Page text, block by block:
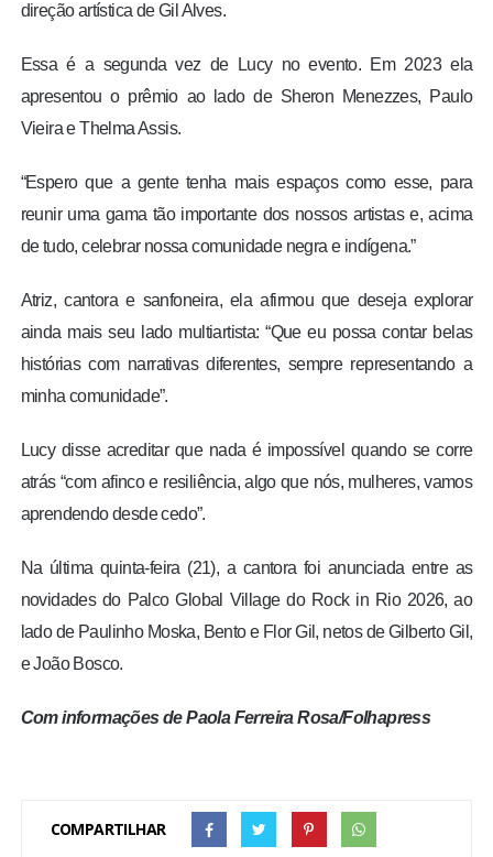
direção artística de Gil Alves.
Essa é a segunda vez de Lucy no evento. Em 2023 ela
apresentou o prêmio ao lado de Sheron Menezzes, Paulo
Vieira e Thelma Assis.
“Espero que a gente tenha mais espaços como esse, para
reunir uma gama tão importante dos nossos artistas e, acima
de tudo, celebrar nossa comunidade negra e indígena.”
Atriz, cantora e sanfoneira, ela afirmou que deseja explorar
ainda mais seu lado multiartista: “Que eu possa contar belas
histórias com narrativas diferentes, sempre representando a
minha comunidade”.
Lucy disse acreditar que nada é impossível quando se corre
atrás “com afinco e resiliência, algo que nós, mulheres, vamos
aprendendo desde cedo”.
Na última quinta-feira (21), a cantora foi anunciada entre as
novidades do Palco Global Village do Rock in Rio 2026, ao
lado de Paulinho Moska, Bento e Flor Gil, netos de Gilberto Gil,
e João Bosco.
Com informações de Paola Ferreira Rosa/Folhapress
COMPARTILHAR